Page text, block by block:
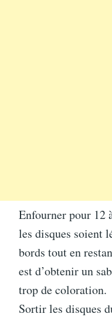
Enfourner pour 12
les disques soient
bords tout en
est d’obtenir un
trop de coloration.
Sortir les disques